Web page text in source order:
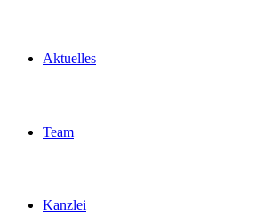
Aktuelles
Team
Kanzlei